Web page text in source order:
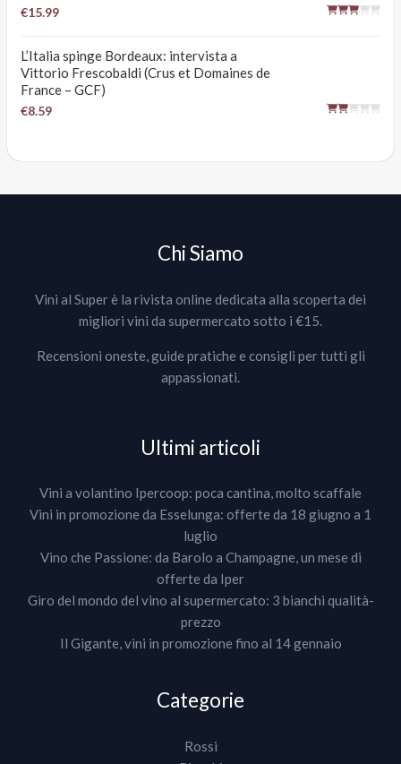
€15.99
L’Italia spinge Bordeaux: intervista a
Vittorio Frescobaldi (Crus et Domaines de
France – GCF)
€8.59
Chi Siamo
Vini al Super è la rivista online dedicata alla scoperta dei
migliori vini da supermercato sotto i €15.
Recensioni oneste, guide pratiche e consigli per tutti gli
appassionati.
Ultimi articoli
Vini a volantino Ipercoop: poca cantina, molto scaffale
Vini in promozione da Esselunga: offerte da 18 giugno a 1
luglio
Vino che Passione: da Barolo a Champagne, un mese di
offerte da Iper
Giro del mondo del vino al supermercato: 3 bianchi qualità-
prezzo
Il Gigante, vini in promozione fino al 14 gennaio
Categorie
Rossi